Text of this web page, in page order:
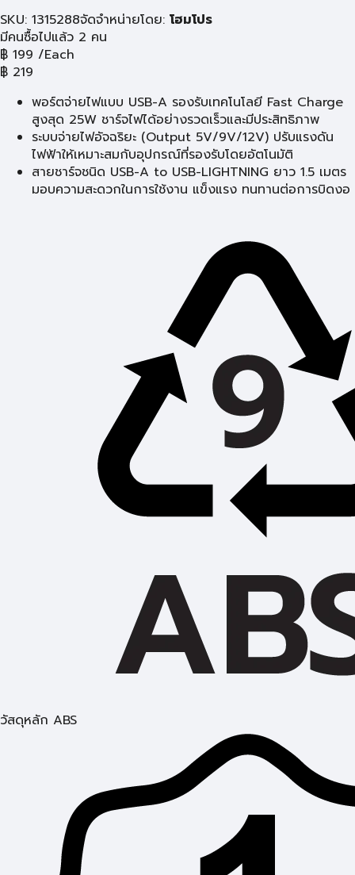
SKU: 1315288จัดจำหน่ายโดย: โฮมโปร
มีคนซื้อไปแล้ว 2 คน
฿ 199 /Each
฿ 219
พอร์ตจ่ายไฟแบบ USB-A รองรับเทคโนโลยี Fast Charge
สูงสุด 25W ชาร์จไฟได้อย่างรวดเร็วและมีประสิทธิภาพ
ระบบจ่ายไฟอัจฉริยะ (Output 5V/9V/12V) ปรับแรงดัน
ไฟฟ้าให้เหมาะสมกับอุปกรณ์ที่รองรับโดยอัตโนมัติ
สายชาร์จชนิด USB-A to USB-LIGHTNING ยาว 1.5 เมตร
มอบความสะดวกในการใช้งาน แข็งแรง ทนทานต่อการบิดงอ
วัสดุหลัก ABS